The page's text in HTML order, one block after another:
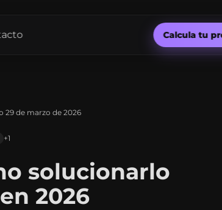
Calcula tu
29 de marzo de 2026
+1
solucionarlo
2026